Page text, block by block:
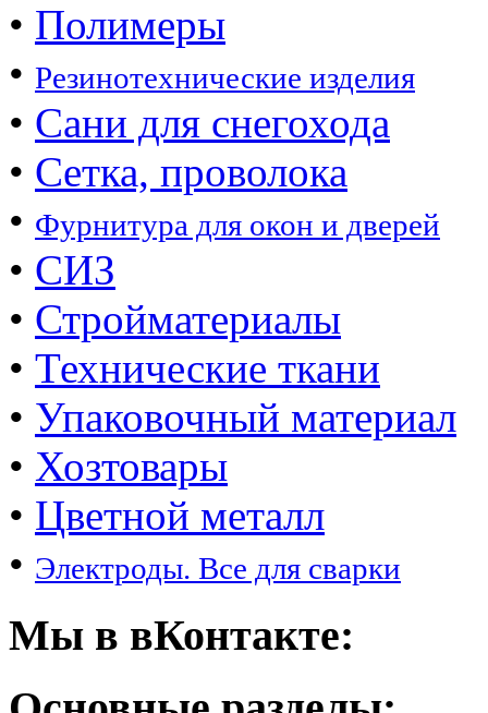
• Полимеры
• Резинотехнические изделия
• Сани для снегохода
• Сетка, проволока
• Фурнитура для окон и дверей
• СИЗ
• Стройматериалы
• Технические ткани
• Упаковочный материал
• Хозтовары
• Цветной металл
• Электроды. Все для сварки
Мы в вКонтакте: